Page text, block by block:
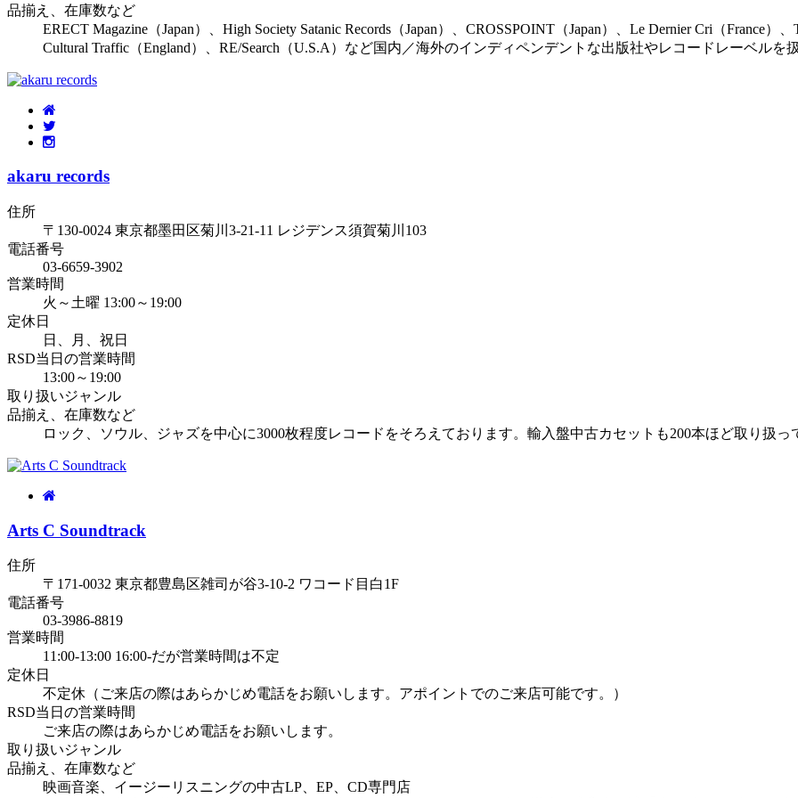
品揃え、在庫数など
ERECT Magazine（Japan）、High Society Satanic Records（Japan）、CROSSPOINT（Japan）、Le Dernier Cri（France）
Cultural Traffic（England）、RE/Search（U.S.A）など国内／海外のインディペンデントな出版社やレコードレーベルを扱
akaru records
住所
〒130-0024 東京都墨田区菊川3-21-11 レジデンス須賀菊川103
電話番号
03-6659-3902
営業時間
火～土曜 13:00～19:00
定休日
日、月、祝日
RSD当日の営業時間
13:00～19:00
取り扱いジャンル
品揃え、在庫数など
ロック、ソウル、ジャズを中心に3000枚程度レコードをそろえております。輸入盤中古カセットも200本ほど取り扱っ
Arts C Soundtrack
住所
〒171-0032 東京都豊島区雑司が谷3-10-2 ワコード目白1F
電話番号
03-3986-8819
営業時間
11:00-13:00 16:00-だが営業時間は不定
定休日
不定休（ご来店の際はあらかじめ電話をお願いします。アポイントでのご来店可能です。）
RSD当日の営業時間
ご来店の際はあらかじめ電話をお願いします。
取り扱いジャンル
品揃え、在庫数など
映画音楽、イージーリスニングの中古LP、EP、CD専門店